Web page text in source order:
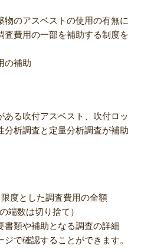
物のアスベストの使用の有無に
査費用の一部を補助する制度を
の補助
ある吹付アスベスト、吹付ロッ
分析調査と定量分析調査が補助
度とした調査費用の全額
端数は切り捨て）
書類や補助となる調査の詳細
ジで確認することができます。